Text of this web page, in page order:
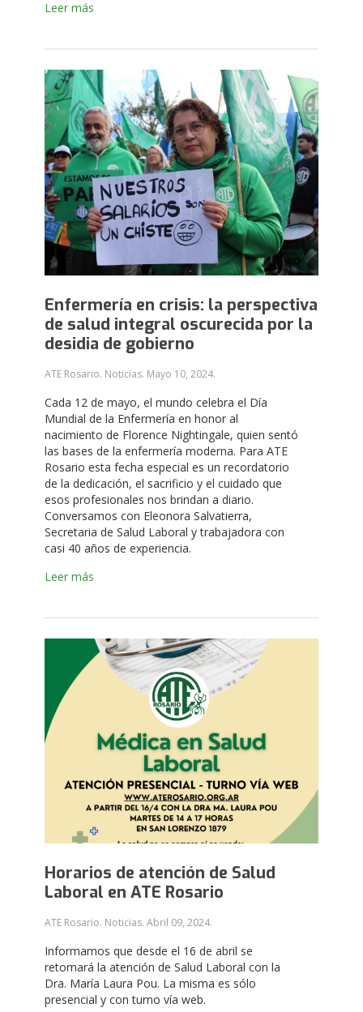
Leer más
Enfermería en crisis: la perspectiva
de salud integral oscurecida por la
desidia de gobierno
ATE Rosario. Noticias. Mayo 10, 2024.
Cada 12 de mayo, el mundo celebra el Día
Mundial de la Enfermería en honor al
nacimiento de Florence Nightingale, quien sentó
las bases de la enfermería moderna. Para ATE
Rosario esta fecha especial es un recordatorio
de la dedicación, el sacrificio y el cuidado que
esos profesionales nos brindan a diario.
Conversamos con Eleonora Salvatierra,
Secretaria de Salud Laboral y trabajadora con
casi 40 años de experiencia.
Leer más
Horarios de atención de Salud
Laboral en ATE Rosario
ATE Rosario. Noticias. Abril 09, 2024.
Informamos que desde el 16 de abril se
retomará la atención de Salud Laboral con la
Dra. María Laura Pou. La misma es sólo
presencial y con turno vía web.